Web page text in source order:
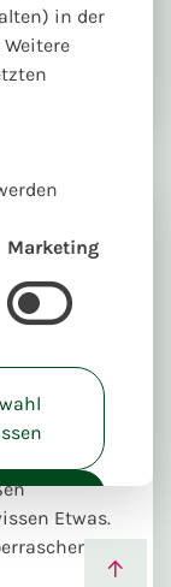
Etwas.
in der
Marketing